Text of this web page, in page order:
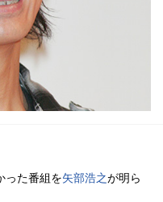
った番組を矢部浩之が明ら